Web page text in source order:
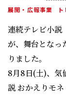
展開・広報事業
連続テレビ小説
が、舞台となっ
りました。
8月8日(土)、気
説 おかえりモ